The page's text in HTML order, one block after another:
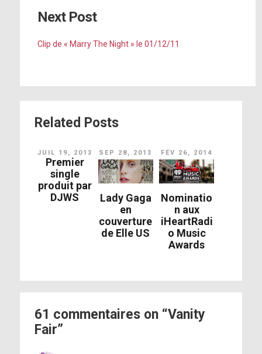
Next Post
Clip de « Marry The Night » le 01/12/11
Related Posts
JUIL 19, 2013
Premier
single
produit par
DJWS
SEP 28, 2013
Lady Gaga
en
couverture
de Elle US
FÉV 26, 2014
Nominatio
n aux
iHeartRadi
o Music
Awards
61 commentaires on “Vanity
Fair”